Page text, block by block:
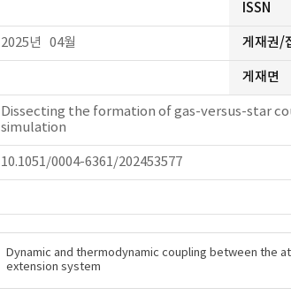
ISSN
2025년 04월 게재권/
게재면
Dissecting the formation of gas-versus-star
simulation
10.1051/0004-6361/202453577
Dynamic and thermodynamic coupling between the
extension system